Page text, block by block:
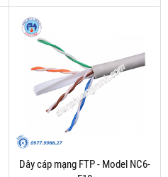
Dây cáp mạng FTP - Model NC6-